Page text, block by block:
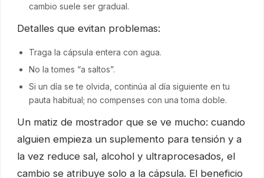
cambio suele ser gradual.
Detalles que evitan problemas:
Traga la cápsula entera con agua.
No la tomes “a saltos”.
Si un día se te olvida, continúa al día siguiente en tu
pauta habitual; no compenses con una toma doble.
Un matiz de mostrador que se ve mucho: cuando
alguien empieza un suplemento para tensión y a
la vez reduce sal, alcohol y ultraprocesados, el
cambio se atribuye solo a la cápsula. El beneficio